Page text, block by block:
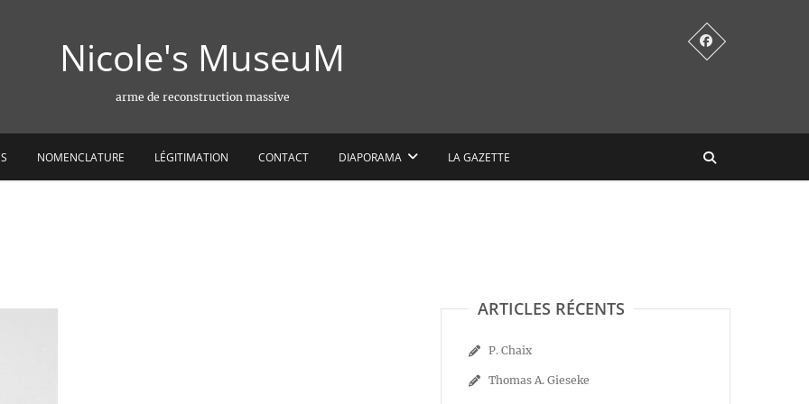
Nicole's MuseuM
arme de reconstruction massive
NOMENCLATURE LÉGITIMATION CONTACT DIAPORAMA LA GAZETTE
ARTICLES RÉCENTS
P. Chaix
Thomas A. Gieseke